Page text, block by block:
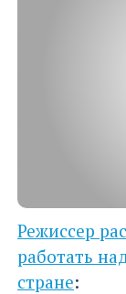
Режиссер
работать
стране: